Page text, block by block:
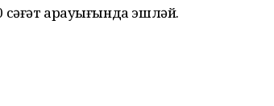
сәғәт арауығында эшләй.